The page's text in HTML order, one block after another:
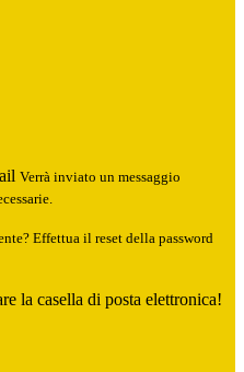
Verrà inviato un messaggio
Effettua il reset della password
la casella di posta elettronica!